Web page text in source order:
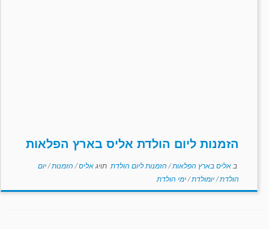
הזמנות ליום הולדת אליס בארץ הפלאות
ב אליס בארץ הפלאות/ הזמנות ליום הולדת תויגאליס/ הזמנות/יום
הולדת/יומולדת/ימי הולדת